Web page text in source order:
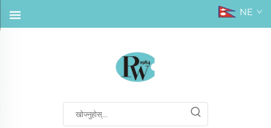
NE